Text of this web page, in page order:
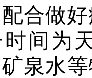
合做
时间为
泉水